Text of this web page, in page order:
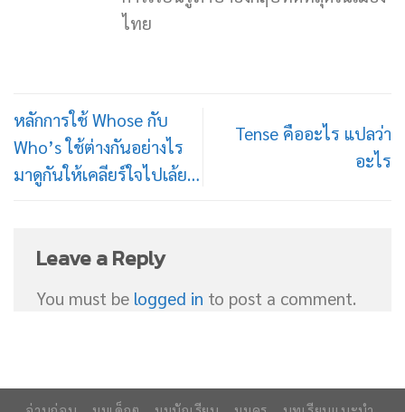
ไทย
หลักการใช้ Whose กับ
Who’s ใช้ต่างกันอย่างไร
มาดูกันให้เคลียร์ใจไปเล้ย…
Tense คืออะไร แปลว่า
อะไร
Leave a Reply
You must be logged in to post a comment.